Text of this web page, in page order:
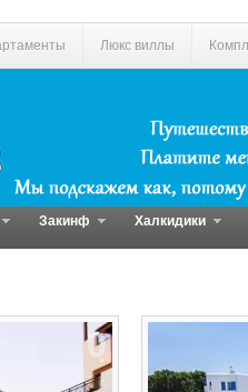
Люкс виллы
Закинф Халкидики
0